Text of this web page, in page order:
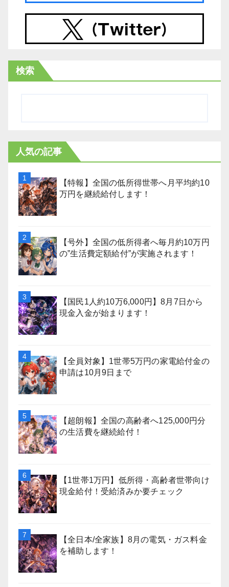
検索
人気の記事
【特報】全国の低所得世帯へ月平均約10
万円を継続給付します！
【号外】全国の低所得者へ毎月約10万円
の”生活費定額給付”が実施されます！
【国民1人約10万6,000円】8月7日から
現金入金が始まります！
【全員対象】1世帯5万円の家電給付金の
申請は10月9日まで
【超朗報】全国の高齢者へ125,000円分
の生活費を継続給付！
【1世帯1万円】低所得・高齢者世帯向け
現金給付！受給済みか要チェック
【全日本/全家族】8月の電気・ガス料金
を補助します！